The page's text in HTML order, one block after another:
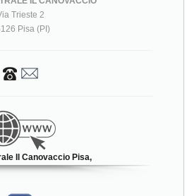
Trieste 2
Pisa (PI)
Il Canovaccio Pisa,